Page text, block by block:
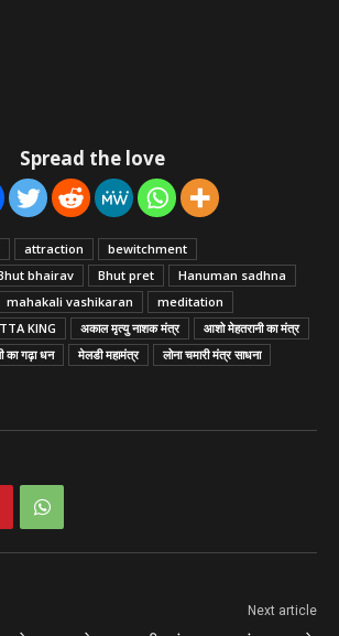
Spread the love
attraction
bewitchment
bhairav Bhut pret
Hanuman sadhna
mahakali vashikaran
meditation
KING अकाल मृत्यु नाशक मंत्र
आशो मेहतरानी का मंत्र
का गढ़ा धन मेलडी महामंत्र
लोना चमारी मंत्र साधना
Next article